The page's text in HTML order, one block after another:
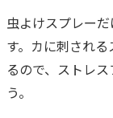
虫よけスプレー
す。カに刺され
るので、ストレ
う。